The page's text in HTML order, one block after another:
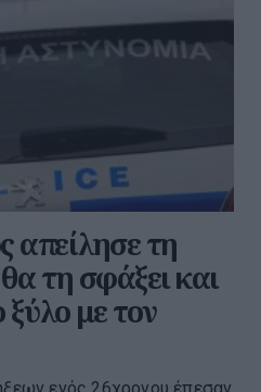
απείλησε τη
τη σφάξει και
με τον